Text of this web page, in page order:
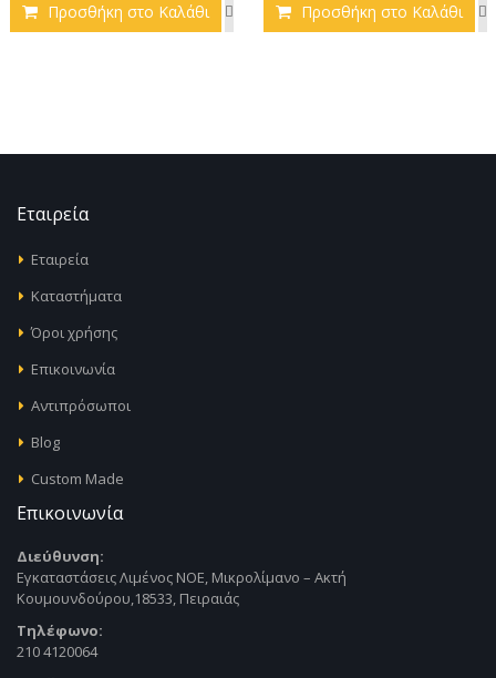
Προσθήκη στο Καλάθι Προσθήκη στο Καλάθι
Εταιρεία
Εταιρεία
Καταστήματα
Όροι χρήσης
Επικοινωνία
Αντιπρόσωποι
Blog
Custom Made
Επικοινωνία
Διεύθυνση:
Εγκαταστάσεις Λιμένος ΝΟΕ, Μικρολίμανο – Ακτή
Κουμουνδούρου,18533, Πειραιάς
Τηλέφωνο:
210 4120064